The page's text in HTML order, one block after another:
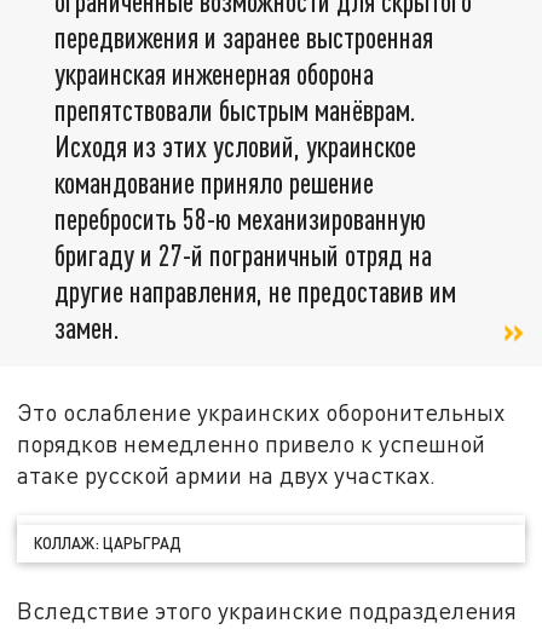
передвижения и заранее выстроенная
украинская инженерная оборона
препятствовали быстрым манёврам.
Исходя из этих условий, украинское
командование приняло решение
перебросить 58-ю механизированную
бригаду и 27-й пограничный отряд на
другие направления, не предоставив им
замен.
Это ослабление украинских оборонительных
порядков немедленно привело к успешной
атаке русской армии на двух участках.
КОЛЛАЖ: ЦАРЬГРАД
Вследствие этого украинские подразделения